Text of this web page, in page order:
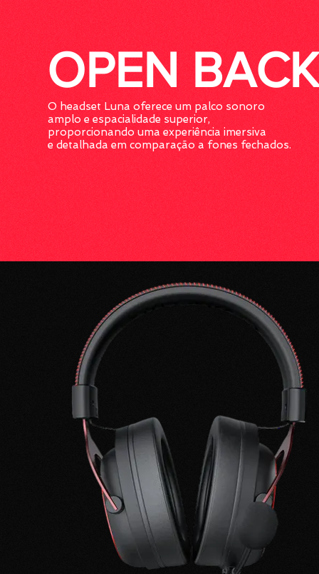
OPEN BACK
O headset Luna oferece um palco sonoro
amplo e espacialidade superior,
proporcionando uma experiência imersiva
e detalhada em comparação a fones fechados.